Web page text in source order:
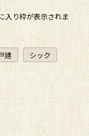
入り枠が表示されま
建 シック